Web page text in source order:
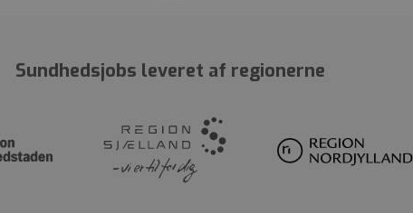
Sundhedsjobs leveret af regionerne